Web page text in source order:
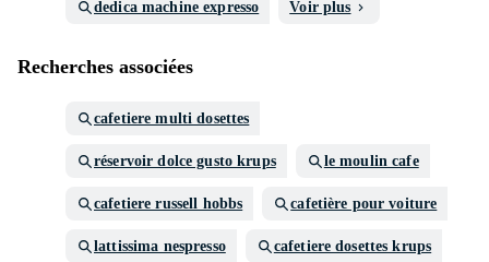
dedica machine expresso Voir plus
Recherches associées
cafetiere multi dosettes
réservoir dolce gusto krups le moulin cafe
cafetiere russell hobbs cafetière pour voiture
lattissima nespresso cafetiere dosettes krups